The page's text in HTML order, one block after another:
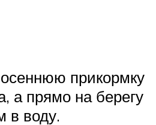
прикормку
а прямо на берегу
в воду.